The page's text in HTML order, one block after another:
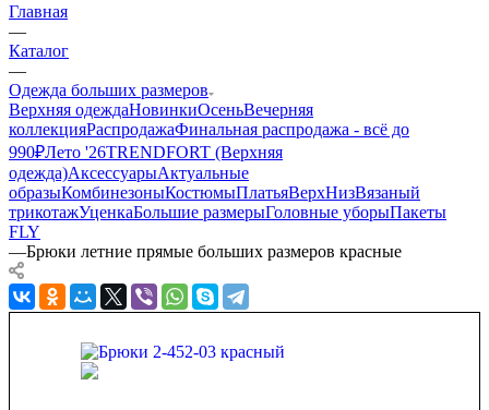
Главная
—
Каталог
—
Одежда больших размеров
Верхняя одеждаНовинкиОсеньВечерняя
коллекцияРаспродажаФинальная распродажа - всё до
990₽Лето '26TRENDFORT (Верхняя
одежда)АксессуарыАктуальные
образыКомбинезоныКостюмыПлатьяВерхНизВязаный
трикотажУценкаБольшие размерыГоловные уборыПакеты
FLY
—Брюки летние прямые больших размеров красные